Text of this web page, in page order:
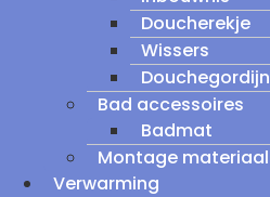
Doucherekje
Wissers
Douchegordijn
Bad accessoires
Badmat
Montage materiaal
Verwarming